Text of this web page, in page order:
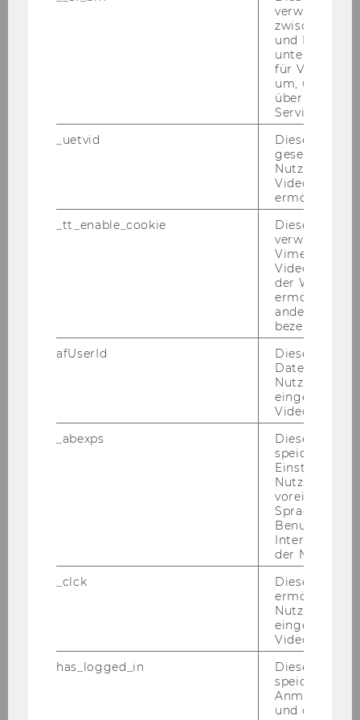
Alice Kügler
Alice Küg­ler is an As­si­stant Pro­fes­sor at the
Cen­tral Eu­ropean Uni­ver­si­ty and works on to­
pics in Labor Eco­no­mics, Pu­blic Eco­no­mics,
Ine­qua­li­ty, and In­no­va­ti­on. Her re­se­arch com­bi­
nes con­vin­cing re­se­arch de­signs with large-​
scale ad­mi­nis­tra­ti­ve and novel his­to­ri­cal data to
Prior to that, she com­ple­ted a PhD in Eco­no­
mics at the Uni­ver­si­ty of Cam­bridge and work­
ed as a post­doc­to­ral re­se­ar­cher at the Cent­re
for Re­se­arch & Ana­ly­sis of Mi­gra­ti­on at Uni­ver­si­
ty Col­le­ge Lon­don. She is a princi­pal in­ves­ti­ga­
verwendet,
zwischen
und Bots zu
für Vimeo
um, um
über die
Service zu
_uetvid
Dieses
gesetzt, um
Nutzung des
Videoplayers
ermöglichen
_tt_enable_cookie
Dieses
verwendet,
Vimeo-
der WU-
ermöglichen
andere nicht
bezeichnete
afUserId
Dieses
Daten von
Videos
_abexps
Dieses Cookie
speichert
Nutzer*in, zB.
Sprache,
der Nutzer*in
_clck
Dieses Cookie
ermöglicht
Nutzung des
Video Players
has_logged_in
Dieses Cookie
speichert
und ob sich